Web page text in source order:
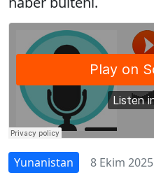
Yunanistan 8 Ekim 2025